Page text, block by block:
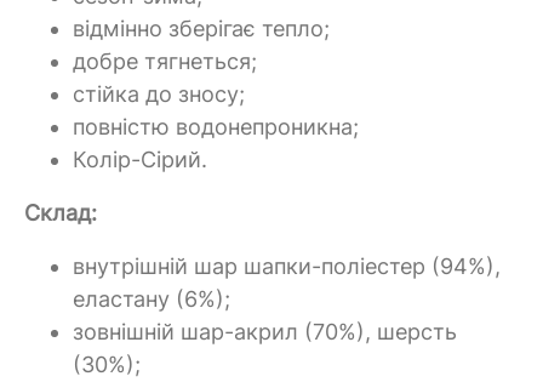
відмінно зберігає тепло;
добре тягнеться;
стійка до зносу;
повністю водонепроникна;
Колір-Сірий.
Склад:
внутрішній шар шапки-поліестер (94%),
еластану (6%);
зовнішній шар-акрил (70%), шерсть
(30%);